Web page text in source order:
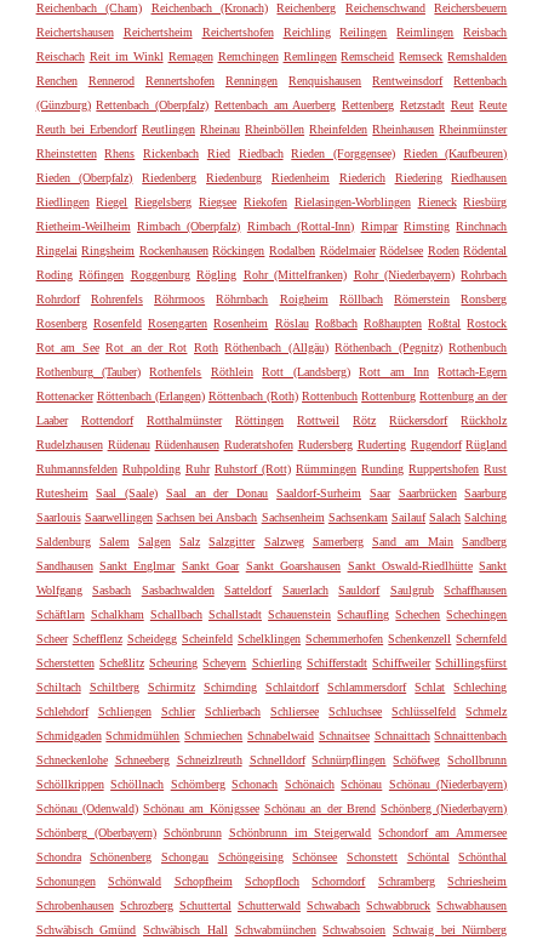
Reichenbach (Cham)
Reichenbach (Kronach) Reichenberg Reichenschwand
Reichersbeuern
Reichertshausen
Reichertsheim Reichertshofen Reichling Reilingen Reimlingen
Reisbach
Reischach Reit im Winkl Remagen Remchingen Remlingen Remscheid Remseck Remshalden
Renchen
Rennerod Rennertshofen Renningen Renquishausen Rentweinsdorf
Rettenbach
(Günzburg) Rettenbach (Oberpfalz) Rettenbach am Auerberg Rettenberg Retzstadt Reut Reute
Reuth bei Erbendorf Reutlingen Rheinau Rheinböllen Rheinfelden Rheinhausen Rheinmünster
Rheinstetten
Rhens Rickenbach Ried Riedbach Rieden (Forggensee)
Rieden (Kaufbeuren)
Rieden (Oberpfalz)
Riedenberg Riedenburg Riedenheim Riederich Riedering
Riedhausen
Riedlingen Riegel Riegelsberg Riegsee Riekofen Rielasingen-Worblingen Rieneck Riesbürg
Rietheim-Weilheim Rimbach (Oberpfalz) Rimbach (Rottal-Inn) Rimpar Rimsting Rinchnach
Ringelai Ringsheim Rockenhausen Röckingen Rodalben Rödelmaier Rödelsee Roden Rödental
Roding Röfingen Roggenburg Rögling Rohr (Mittelfranken) Rohr (Niederbayern) Rohrbach
Rohrdorf
Rohrenfels Röhrmoos Röhrnbach Roigheim Röllbach Römerstein
Ronsberg
Rosenberg Rosenfeld Rosengarten Rosenheim Röslau Roßbach Roßhaupten Roßtal Rostock
Rot am See Rot an der Rot Roth Röthenbach (Allgäu) Röthenbach (Pegnitz) Rothenbuch
Rothenburg (Tauber)
Rothenfels Röthlein Rott (Landsberg) Rott am Inn
Rottach-Egern
Rottenacker Röttenbach (Erlangen) Röttenbach (Roth) Rottenbuch Rottenburg Rottenburg an der
Laaber
Rottendorf Rotthalmünster Röttingen Rottweil Rötz Rückersdorf
Rückholz
Rudelzhausen Rüdenau Rüdenhausen Ruderatshofen Rudersberg Ruderting Rugendorf Rügland
Ruhmannsfelden Ruhpolding Ruhr Ruhstorf (Rott) Rümmingen Runding Ruppertshofen Rust
Rutesheim
Saal (Saale) Saal an der Donau Saaldorf-Surheim Saar Saarbrücken
Saarburg
Saarlouis Saarwellingen Sachsen bei Ansbach Sachsenheim Sachsenkam Sailauf Salach Salching
Saldenburg
Salem Salgen Salz Salzgitter Salzweg Samerberg Sand am Main
Sandberg
Sandhausen Sankt Englmar Sankt Goar Sankt Goarshausen Sankt Oswald-Riedlhütte Sankt
Wolfgang
Sasbach Sasbachwalden Satteldorf Sauerlach Sauldorf Saulgrub
Schaffhausen
Schäftlarn Schalkham Schallbach Schallstadt Schauenstein Schaufling Schechen Schechingen
Scheer Schefflenz Scheidegg Scheinfeld Schelklingen Schemmerhofen Schenkenzell Schernfeld
Scherstetten Scheßlitz Scheuring Scheyern Schierling Schifferstadt Schiffweiler Schillingsfürst
Schiltach
Schiltberg Schirmitz Schirnding Schlaitdorf Schlammersdorf Schlat
Schleching
Schlehdorf
Schliengen Schlier Schlierbach Schliersee Schluchsee Schlüsselfeld
Schmelz
Schmidgaden Schmidmühlen Schmiechen Schnabelwaid Schnaitsee Schnaittach Schnaittenbach
Schneckenlohe Schneeberg Schneizlreuth Schnelldorf Schnürpflingen Schöfweg Schollbrunn
Schöllkrippen Schöllnach Schömberg Schonach Schönaich Schönau Schönau (Niederbayern)
Schönau (Odenwald) Schönau am Königssee Schönau an der Brend Schönberg (Niederbayern)
Schönberg (Oberbayern) Schönbrunn Schönbrunn im Steigerwald Schondorf am Ammersee
Schondra
Schönenberg Schongau Schöngeising Schönsee Schonstett Schöntal
Schönthal
Schonungen
Schönwald Schopfheim Schopfloch Schorndorf Schramberg
Schriesheim
Schrobenhausen Schrozberg Schuttertal Schutterwald Schwabach Schwabbruck Schwabhausen
Schwäbisch Gmünd Schwäbisch Hall Schwabmünchen Schwabsoien Schwaig bei Nürnberg